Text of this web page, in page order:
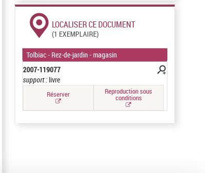
LOCALISER CE DOCUMENT
(1 EXEMPLAIRE)
Tolbiac - Rez-de-jardin - magasin
2007-119077
support :livre
Réserver Reproduction sous
conditions